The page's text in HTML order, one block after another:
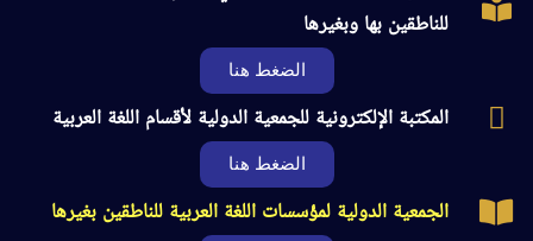
للناطقين بها وبغيرها
الضغط هنا
المكتبة الإلكترونية للجمعية الدولية لأقسام اللغة العربية
الضغط هنا
الجمعية الدولية لمؤسسات اللغة العربية للناطقين بغيرها